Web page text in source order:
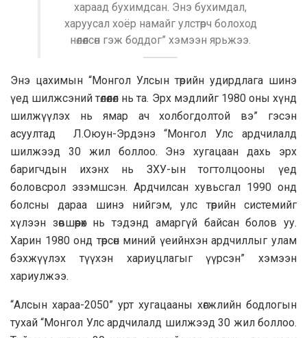
хараад бухимдсан. Энэ бухимдал,
харуусал хоёр намайг улстөрч болоход
нөлөөлсөн гэж боддог” хэмээн ярьжээ.
Энэ цахимын “Монгол Улсын төрийн удирдлага шинэ
үед шилжсэний төлөөлөл нь та. Эрх мэдлийг 1980 оны хүнд
шилжүүлэх нь ямар ач холбогдолтой вэ” гэсэн
асуултад Л.Оюун-Эрдэнэ “Монгол Улс ардчилалд
шилжээд 30 жил боллоо. Энэ хугацаан дахь эрх
баригчдын ихэнх нь ЗХУ-ын тогтолцооны үед
боловсрол эзэмшсэн. Aрдчилсан хувьсгал 1990 онд
болсны дараа шинэ нийгэм, улс төрийн системийг
хүлээн зөвшөөрөх нь тэдэнд амаргүй байсан болов уу.
Харин 1980 онд төрсөн миний үеийнхэн ардчиллыг улам
бэхжүүлэх түүхэн хариуцлагыг үүрсэн” хэмээн
хариулжээ.
“Алсын хараа-2050” урт хугацааны хөгжлийн бодлогын
тухай “Монгол Улс ардчилалд шилжээд 30 жил боллоо.